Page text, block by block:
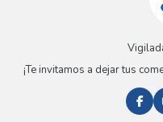
¡Te invitamos a dejar tus